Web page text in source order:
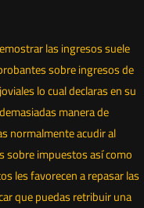
las ingresos suele
sobre ingresos de
lo cual declaras en su
manera de
normalmente acudir al
sobre impuestos así­ como
les favorecen a repasar las
que puedas retribuir una